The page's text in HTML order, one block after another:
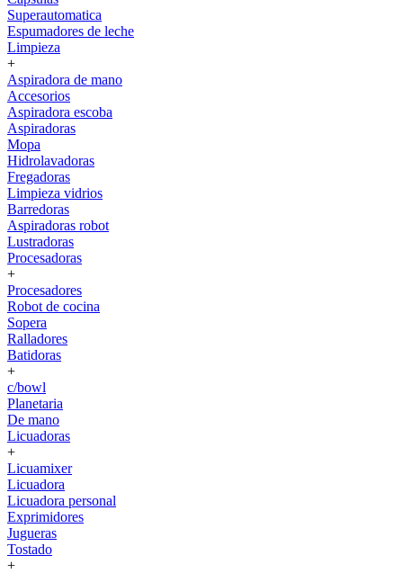
Superautomatica
Espumadores de leche
Limpieza
+
Aspiradora de mano
Accesorios
Aspiradora escoba
Aspiradoras
Mopa
Hidrolavadoras
Fregadoras
Limpieza vidrios
Barredoras
Aspiradoras robot
Lustradoras
Procesadoras
+
Procesadores
Robot de cocina
Sopera
Ralladores
Batidoras
+
c/bowl
Planetaria
De mano
Licuadoras
+
Licuamixer
Licuadora
Licuadora personal
Exprimidores
Jugueras
Tostado
+